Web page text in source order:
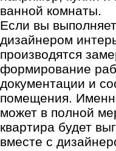
ванной комнаты.
Если вы
дизайнером
производятся
формирование
документации и
помещения.
может в полной
квартира будет
вместе с